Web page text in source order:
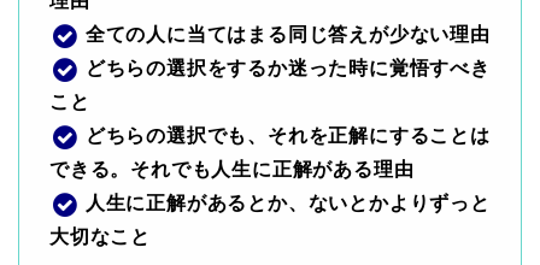
全ての人に当てはまる同じ答えが少ない理由
どちらの選択をするか迷った時に覚悟すべき
こと
どちらの選択でも、それを正解にすることは
できる。それでも人生に正解がある理由
人生に正解があるとか、ないとかよりずっと
大切なこと